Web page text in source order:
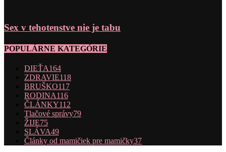
Sex v tehotenstve nie je tabu
POPULÁRNE KATEGÓRIE
DIEŤA164
ZDRAVIE118
BRUŠKO117
RODINA116
ČLÁNKY112
Tlačové správy79
ŽIJE75
SLÁVA49
Články od mamičiek pre mamičky37